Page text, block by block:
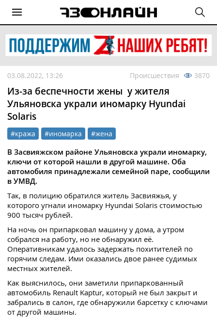
03.08.2022, 13:26 Происшествия 3870
Из-за беспечности жены у жителя
Ульяновска украли иномарку Hyundai
Solaris
#кража #иномарка #жена
В Засвияжском районе Ульяновска украли иномарку,
ключи от которой нашли в другой машине. Оба
автомобиля принадлежали семейной паре, сообщили
в УМВД.
Так, в полицию обратился житель Засвияжья, у
которого угнали иномарку Hyundai Solaris стоимостью
900 тысяч рублей.
На ночь он припарковал машину у дома, а утром
собрался на работу, но не обнаружил её.
Оперативникам удалось задержать похитителей по
горячим следам. Ими оказались двое ранее судимых
местных жителей.
Как выяснилось, они заметили припаркованный
автомобиль Renault Kaptur, который не был закрыт и
забрались в салон, где обнаружили барсетку с ключами
от другой машины.